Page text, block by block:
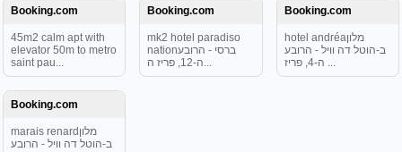
Booking.com
45m2 calm apt with
elevator 50m to metro
saint pau...
Booking.com
mk2 hotel paradiso
nationברסי - הרובע
ה-12, פריז ה...
Booking.com
hotel andréaמלון
ב-הוטל דה וויל - הרובע
ה-4, פריז ...
Booking.com
marais renardמלון
ב-הוטל דה וויל - הרובע